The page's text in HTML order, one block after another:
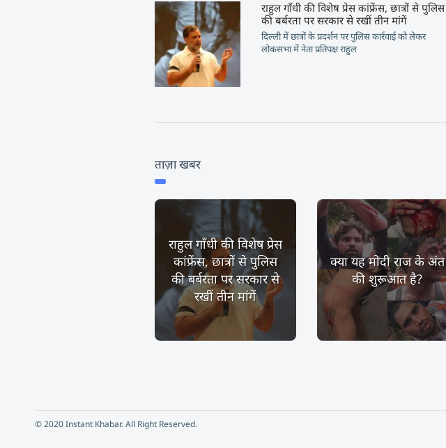
राहुल गाँधी की विशेष प्रेस कांफ्रेंस, छात्रों से पुलिस
की बर्बरता पर सरकार से रखीं तीन मांगें
दिल्ली में छात्रों के प्रदर्शन पर पुलिस कार्रवाई को लेकर
लोकसभा में नेता प्रतिपक्ष राहुल
ताज़ा खबर
राहुल गाँधी की विशेष प्रेस
कांफ्रेंस, छात्रों से पुलिस
की बर्बरता पर सरकार से
रखीं तीन मांगें
क्या यह मोदी राज के अंत
की शुरूआत है?
© 2020 Instant Khabar. All Right Reserved.